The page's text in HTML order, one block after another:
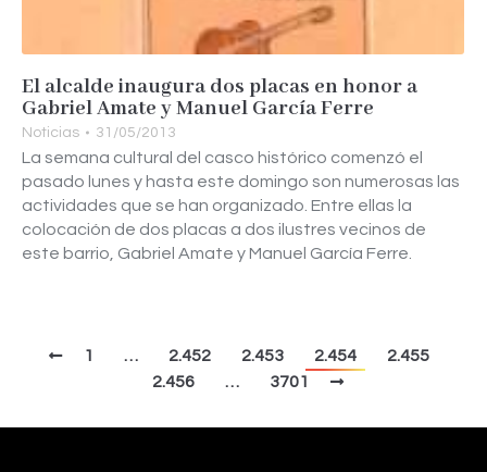
El alcalde inaugura dos placas en honor a
Gabriel Amate y Manuel García Ferre
Noticias 31/05/2013
La semana cultural del casco histórico comenzó el
pasado lunes y hasta este domingo son numerosas las
actividades que se han organizado. Entre ellas la
colocación de dos placas a dos ilustres vecinos de
este barrio, Gabriel Amate y Manuel García Ferre.
1 … 2.452 2.453 2.454
2.455
2.456
… 3701